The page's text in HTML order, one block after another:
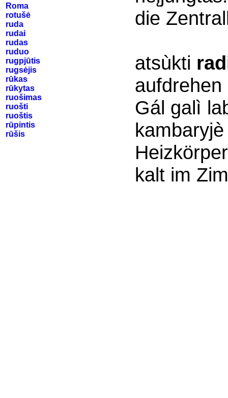
Roma
rotušė
ruda
rudai
rudas
ruduo
rugpjūtis
rugsėjis
rūkas
rūkytas
ruošimas
ruošti
ruoštis
rūpintis
rūšis
die
atsùkti
aufdrehen
Gál galì
kalt im